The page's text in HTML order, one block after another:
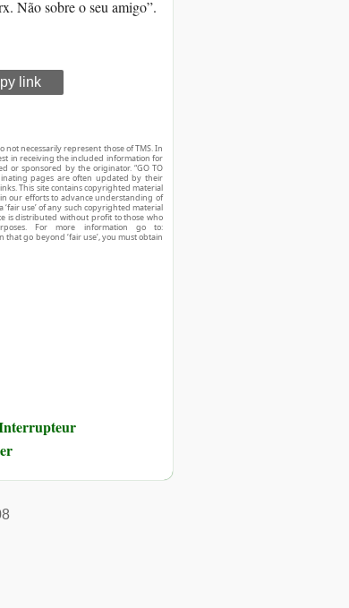
Não sobre o seu amigo”.
link
necessarily represent those of TMS. In
in receiving the included information for
or sponsored by the originator. “GO TO
pages are often updated by their
This site contains copyrighted material
our efforts to advance understanding of
‘fair use’ of any such copyrighted material
is distributed without profit to those who
For more information go to:
go beyond ‘fair use’, you must obtain